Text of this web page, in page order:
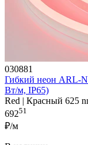
030881
Гибкий неон ARL-
Вт/м, IP65)
Red | Красный 625
69251
₽/м